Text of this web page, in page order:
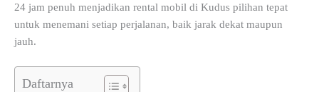
24 jam penuh menjadikan rental mobil di Kudus pilihan tepat
untuk menemani setiap perjalanan, baik jarak dekat maupun
jauh.
Daftarnya